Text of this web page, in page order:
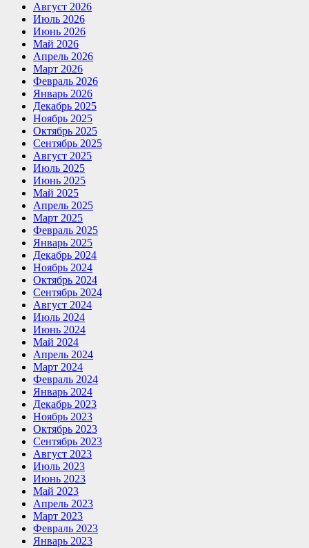
Август 2026
Июль 2026
Июнь 2026
Май 2026
Апрель 2026
Март 2026
Февраль 2026
Январь 2026
Декабрь 2025
Ноябрь 2025
Октябрь 2025
Сентябрь 2025
Август 2025
Июль 2025
Июнь 2025
Май 2025
Апрель 2025
Март 2025
Февраль 2025
Январь 2025
Декабрь 2024
Ноябрь 2024
Октябрь 2024
Сентябрь 2024
Август 2024
Июль 2024
Июнь 2024
Май 2024
Апрель 2024
Март 2024
Февраль 2024
Январь 2024
Декабрь 2023
Ноябрь 2023
Октябрь 2023
Сентябрь 2023
Август 2023
Июль 2023
Июнь 2023
Май 2023
Апрель 2023
Март 2023
Февраль 2023
Январь 2023